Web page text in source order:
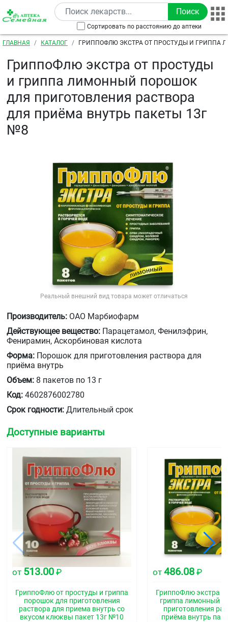
Перейти к основному содержанию
Сортировать по расстоянию до аптеки
Строка навигации
ГЛАВНАЯ КАТАЛОГ
ГРИППОФЛЮ ЭКСТРА ОТ ПРОСТУДЫ И ГРИППА
ПАКЕТЫ 13Г №8
ГриппоФлю экстра от простуды
и гриппа лимонный порошок
для приготовления раствора
для приёма внутрь пакеты 13г
№8
Реальный внешний вид товара может отличаться
Производитель: ОАО Марбиофарм
Действующее вещество: Парацетамол, Фенилэфрин,
Фенирамин, Аскорбиновая кислота
Форма: Порошок для приготовления раствора для
приёма внутрь
Объем: 8 пакетов по 13 г
Код: 4602876002780
Срок годности: Длительный срок
Доступные варианты
от 513.00 ₽
ГриппоФлю от простуды и гриппа
порошок для приготовления
раствора для приема внутрь со
вкусом клюквы пакет 13г №10
от486.08 ₽
ГриппоФлю экстра
гриппа лимонный
приготовления
приёма внутрь